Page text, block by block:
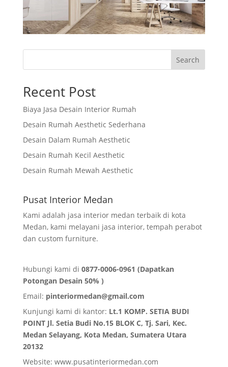
Search
Recent Post
Biaya Jasa Desain Interior Rumah
Desain Rumah Aesthetic Sederhana
Desain Dalam Rumah Aesthetic
Desain Rumah Kecil Aesthetic
Desain Rumah Mewah Aesthetic
Pusat Interior Medan
Kami adalah jasa interior medan terbaik di kota
Medan, kami melayani jasa interior, tempah perabot
dan custom furniture.
Hubungi kami di 0877-0006-0961 (Dapatkan
Potongan Desain 50% )
Email: pinteriormedan@gmail.com
Kunjungi kami di kantor: Lt.1 KOMP. SETIA BUDI
POINT Jl. Setia Budi No.15 BLOK C, Tj. Sari, Kec.
Medan Selayang, Kota Medan, Sumatera Utara
20132
Website: www.pusatinteriormedan.com